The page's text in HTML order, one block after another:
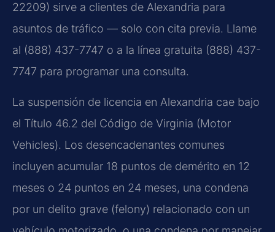
22209) sirve a clientes de Alexandria para
asuntos de tráfico — solo con cita previa. Llame
al (888) 437-7747 o a la línea gratuita (888) 437-
7747 para programar una consulta.
La suspensión de licencia en Alexandria cae bajo
el Título 46.2 del Código de Virginia (Motor
Vehicles). Los desencadenantes comunes
incluyen acumular 18 puntos de demérito en 12
meses o 24 puntos en 24 meses, una condena
por un delito grave (felony) relacionado con un